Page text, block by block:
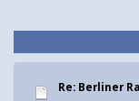
Re: Berliner